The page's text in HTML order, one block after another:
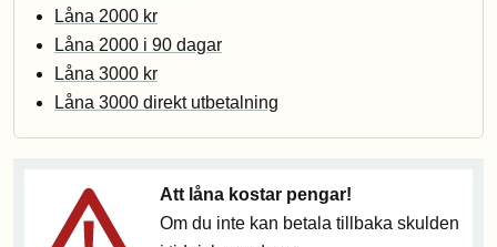
Låna 2000 kr
Låna 2000 i 90 dagar
Låna 3000 kr
Låna 3000 direkt utbetalning
Att låna kostar pengar!
Om du inte kan betala tillbaka skulden